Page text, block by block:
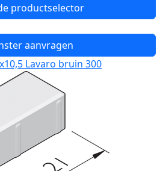
productselector
aanvragen
Lavaro bruin 300